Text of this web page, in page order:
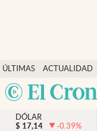
ÚLTIMAS
NOTICIAS
ACTUALIDAD
Actualidad
Finanzas y economía
Dólar y mercados
DÓLAR
$ 17,14 -0.39%